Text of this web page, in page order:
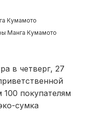
Кумамото
Манга Кумамото
в четверг, 27
покупателям
сумка